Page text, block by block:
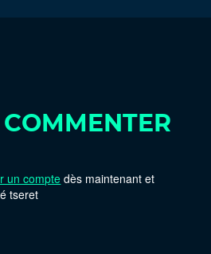
un compte dès maintenant et
tseret